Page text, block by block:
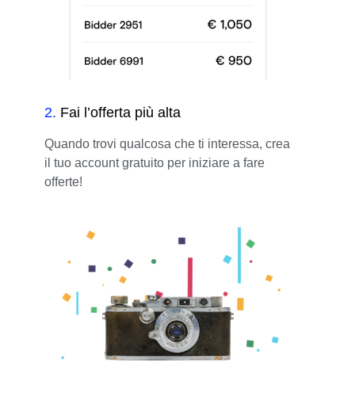
2. Fai l’offerta più alta
Quando trovi qualcosa che ti interessa, crea
il tuo account gratuito per iniziare a fare
offerte!